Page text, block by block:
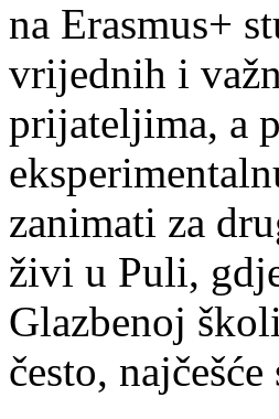
na Erasmus+
vrijednih i
prijateljima, a
zanimati za
živi u Puli,
Glazbenoj
često, najčešće